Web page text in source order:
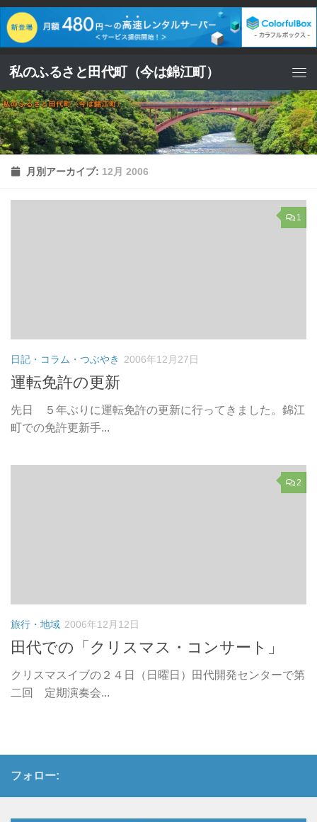
コンテンツへスキップ
私のふるさと田代町（今は錦江町）
月別アーカイブ: 12月 2006
1
日記・コラム・つぶやき 2006年12月27日
運転免許の更新
先日 ５年ぶりに運転免許の更新に行ってきました。錦江
町での免許更新手...
2
旅行・地域 2006年12月12日
田代での「クリスマス・コンサート」
クリスマスイブの２４日（日曜日）田代開発センターで第
二回 定期演奏会...
フォロー: